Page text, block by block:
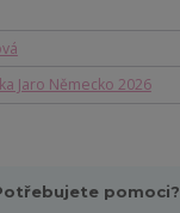
Jaro Německo 2026
pomoci?